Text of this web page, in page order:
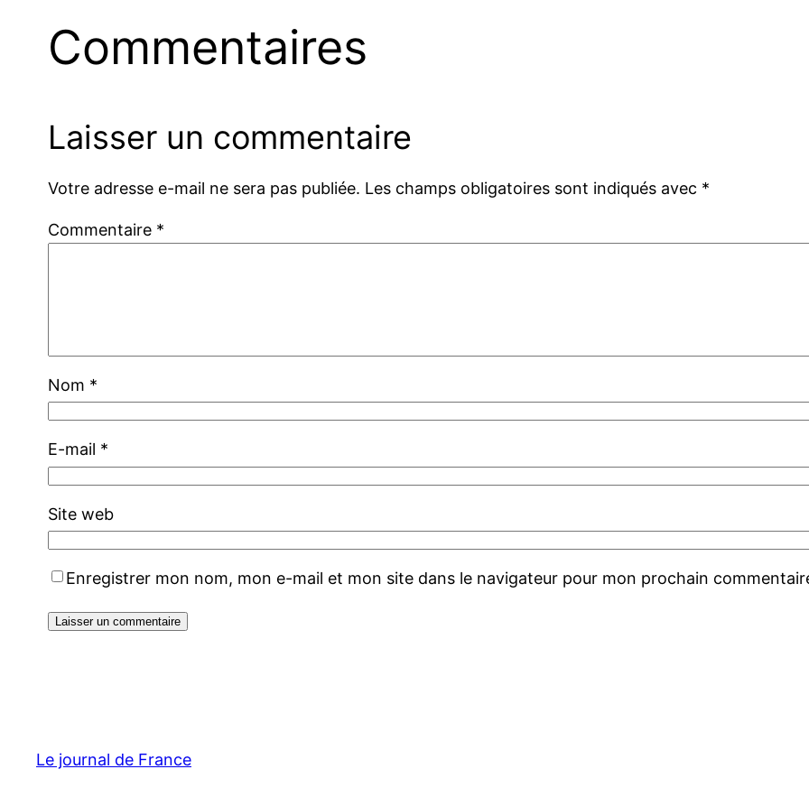
Commentaires
Laisser un commentaire
Votre adresse e-mail ne sera pas publiée. Les champs obligatoires sont indiqués avec *
Commentaire *
Nom *
E-mail *
Site web
Enregistrer mon nom, mon e-mail et mon site dans le navigateur pour mon prochain
Le journal de France